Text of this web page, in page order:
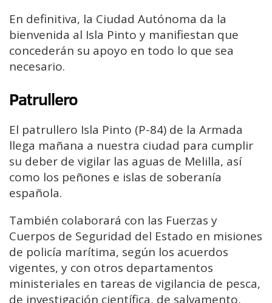
En definitiva, la Ciudad Autónoma da la
bienvenida al Isla Pinto y manifiestan que
concederán su apoyo en todo lo que sea
necesario.
Patrullero
El patrullero Isla Pinto (P-84) de la Armada
llega mañana a nuestra ciudad para cumplir
su deber de vigilar las aguas de Melilla, así
como los peñones e islas de soberanía
española.
También colaborará con las Fuerzas y
Cuerpos de Seguridad del Estado en misiones
de policía marítima, según los acuerdos
vigentes, y con otros departamentos
ministeriales en tareas de vigilancia de pesca,
de investigación científica, de salvamento,